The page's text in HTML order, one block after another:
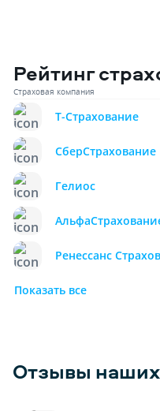
Рейтинг
Страховая компания
Т-Страхование
СберСтрахование
Гелиос
Ренессанс
Показать все
Отзывы